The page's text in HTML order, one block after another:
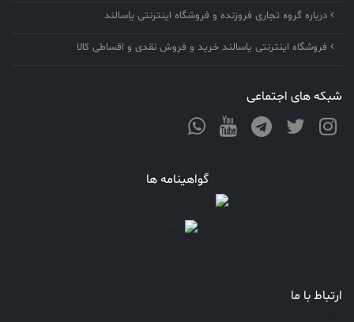
درباره گروه تجاری فروزنده و فروشگاه اینترنتی یاسالند
فروشگاه اینترنتی یاسالند خرید و فروش نقدی و اقساطی کالا
شبکه های اجتماعی
گواهینامه ها
ارتباط با ما